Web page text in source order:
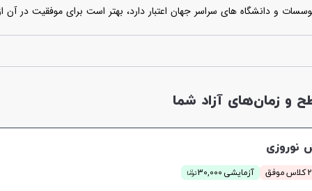
و دانشگاه های سراسر جهان اعتبار دارد، بهتر است برای موفقیت در
و زمان‌های آزاد شما
نوروزی
آزمایشی 30,000 توما
ن